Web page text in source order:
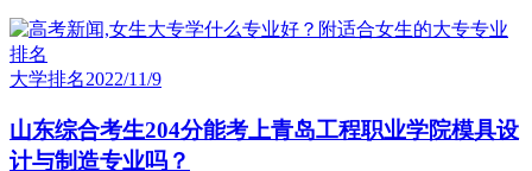
大学排名2022/11/9
山东综合考生204分能考上青岛工程职业学院模具设
计与制造专业吗？